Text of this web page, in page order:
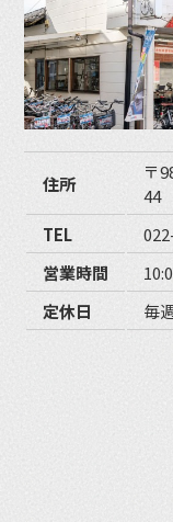
住所
〒
44
TEL
営業時間
定休日
毎